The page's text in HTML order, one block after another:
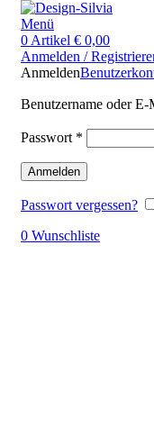
Menü
0 Artikel € 0,00
Anmelden /
Anmelden
Benutzername oder
Passwort *
Anmelden
Passwort vergessen?
0 Wunschliste